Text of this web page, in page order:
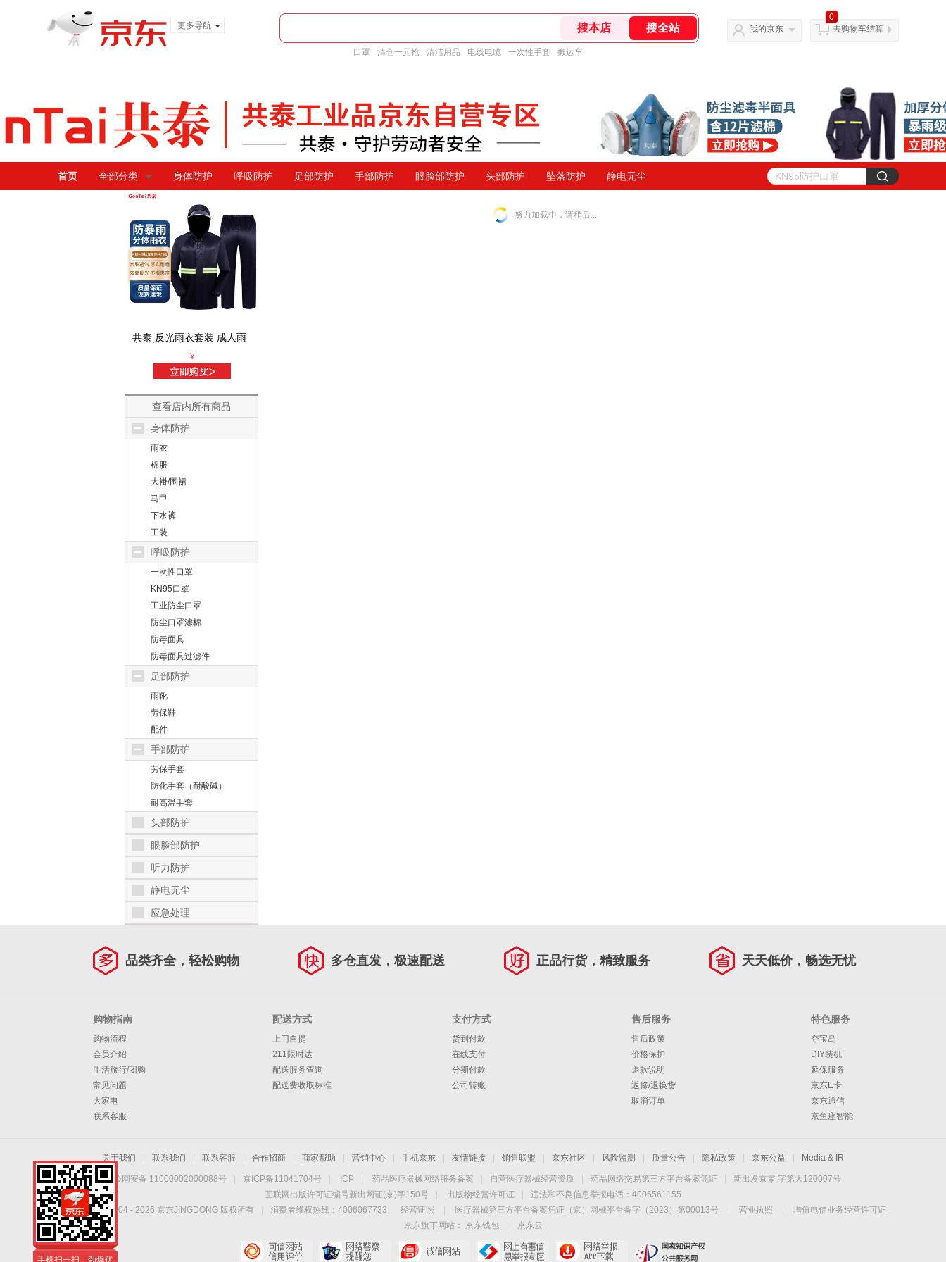
更多导航
口罩 清仓一元抢 清洁用品 电线电缆 一次性手套 搬运车
我的京东
0
去购物车结算
首页 全部分类 身体防护 呼吸防护 足部防护 手部防护 眼脸部防护 头部防护 坠落防护 静电无尘
共泰 反光雨衣套装 成人雨
防暴雨 均码 可定制
￥
查看店内所有商品
身体防护
雨衣
棉服
大褂/围裙
马甲
下水裤
工装
呼吸防护
一次性口罩
KN95口罩
工业防尘口罩
防尘口罩滤棉
防毒面具
防毒面具过滤件
足部防护
雨靴
劳保鞋
配件
手部防护
劳保手套
防化手套（耐酸碱）
耐高温手套
头部防护
眼脸部防护
听力防护
静电无尘
应急处理
努力加载中，请稍后...
品类齐全，轻松购物 多仓直发，极速配送 正品行货，精致服务 天天低价，畅选无忧
购物指南
购物流程
会员介绍
生活旅行/团购
常见问题
大家电
联系客服
配送方式
上门自提
211限时达
配送服务查询
配送费收取标准
支付方式
货到付款
在线支付
分期付款
公司转账
售后服务
售后政策
价格保护
退款说明
返修/退换货
取消订单
特色服务
夺宝岛
DIY装机
延保服务
京东E卡
京东通信
京鱼座智能
关于我们 联系我们 联系客服 合作招商 商家帮助 营销中心 手机京东 友情链接 销售联盟 京东社区 风险监测 质量公告 隐私政策 京东公益 Media & IR
京公网安备 11000002000088号 京ICP备11041704号 ICP 药品医疗器械网络服务备案 自营医疗器械经营资质 药品网络交易第三方平台备案凭证
新出发京零 字第大120007号
互联网出版许可证编号新出网证(京)字150号
出版物经营许可证
违法和不良信息举报电话：4006561155
Copyright © 2004 - 2026 京东JINGDONG 版权所有 消费者维权热线：4006067733 经营证照 医疗器械第三方平台备案凭证（京）网械平台备字（2023）第00013号 营业执照
增值电信业务经营许可证
京东旗下网站：
京东钱包
京东云
手机扫一扫，劲爆优
惠触手可得！
手机扫一扫，劲爆优